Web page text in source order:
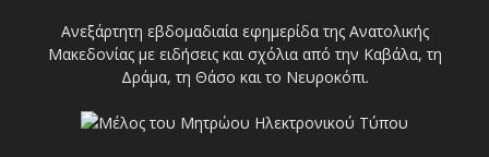
Ανεξάρτητη εβδομαδιαία εφημερίδα της Ανατολικής
Μακεδονίας με ειδήσεις και σχόλια από την Καβάλα, τη
Δράμα, τη Θάσο και το Νευροκόπι.